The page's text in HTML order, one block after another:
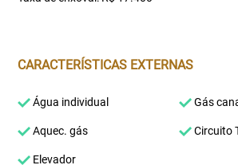
CARACTERÍSTICAS EXTERNAS
Água individual Gás
Aquec. gás Circuito
Elevador